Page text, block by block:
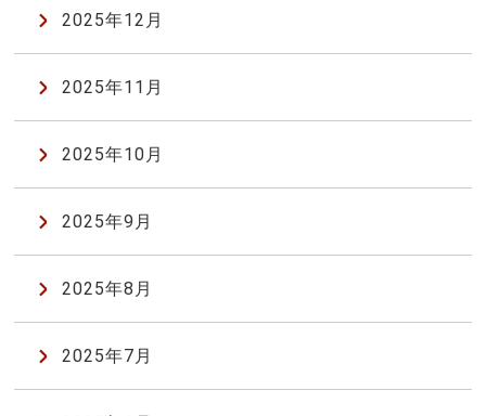
2025年12月
2025年11月
2025年10月
2025年9月
2025年8月
2025年7月